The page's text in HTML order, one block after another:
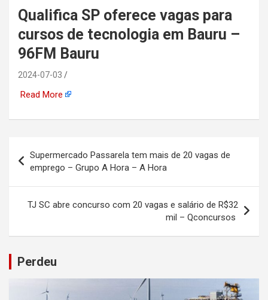
automotiva, mineração,
indústria naval, etc
Qualifica SP oferece vagas para
cursos de tecnologia em Bauru –
96FM Bauru
2024-07-03
Read More
de
Post
Supermercado Passarela tem mais de 20 vagas de
emprego – Grupo A Hora – A Hora
TJ SC abre concurso com 20 vagas e salário de R$32
mil – Qconcursos
Perdeu